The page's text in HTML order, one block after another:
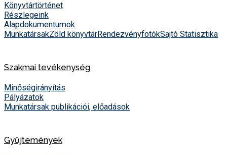
Könyvtártörténet
Részlegeink
Alapdokumentumok
MunkatársakZöld könyvtárRendezvényfotókSajtó Statisztika
Szakmai tevékenység
Minőségirányítás
Pályázatok
Munkatársak publikációi, előadások
Gyűjtemények